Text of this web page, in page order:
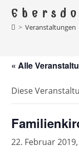
> Veranstaltungen
« Alle
Diese
22. Februar